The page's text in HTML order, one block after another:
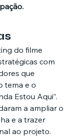
do filme
com
que
tema e o
Estou Aqui”.
a ampliar o
e a trazer
ao projeto.